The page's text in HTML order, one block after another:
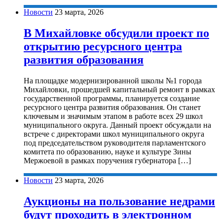
Новости 23 марта, 2026
В Михайловке обсудили проект по
открытию ресурсного центра
развития образования
На площадке модернизированной школы №1 города
Михайловки, прошедшей капитальный ремонт в рамках
государственной программы, планируется создание
ресурсного центра развития образования. Он станет
ключевым и значимым этапом в работе всех 29 школ
муниципального округа. Данный проект обсуждали на
встрече с директорами школ муниципального округа
под председательством руководителя парламентского
комитета по образованию, науке и культуре Зины
Мержоевой в рамках поручения губернатора […]
Новости 23 марта, 2026
Аукционы на пользование недрами
будут проходить в электронном